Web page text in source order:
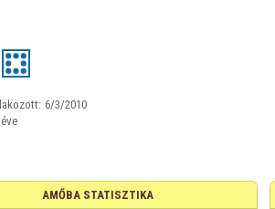
6/3/2010
AMŐBA STATISZTIKA